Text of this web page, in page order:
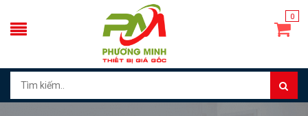
0